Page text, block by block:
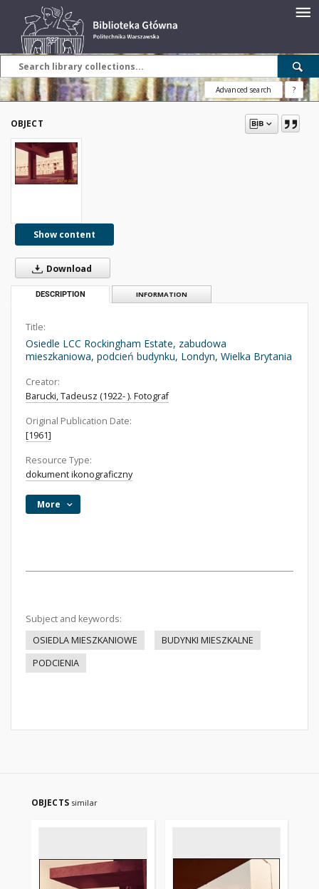
Advanced search ?
OBJECT
Show content
Download
DESCRIPTION INFORMATION
Title:
Osiedle LCC Rockingham Estate, zabudowa
mieszkaniowa, podcień budynku, Londyn, Wielka Brytania
Creator:
Barucki, Tadeusz (1922- ). Fotograf
Original Publication Date:
[1961]
Resource Type:
dokument ikonograficzny
More
Subject and keywords:
OSIEDLA MIESZKANIOWE
BUDYNKI MIESZKALNE
PODCIENIA
OBJECTS similar